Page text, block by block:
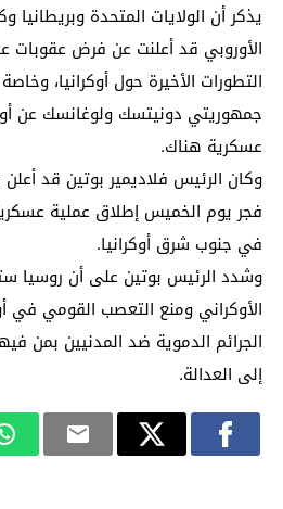
يذكر أن الولايات المتحدة وبريطانيا
الأوروبي قد أعلنت عن فرض عقوبات
التطورات الأخيرة حول أوكرانيا،
جمهوريتي دونيتسك ولوغانسك عن
عسكرية هناك.
وكان الرئيس فلاديمير بوتين قد
فجر يوم الخميس إطلاق عملية
في جنوب شرق أوكرانيا.
وشدد الرئيس بوتين على أن روسيا
الأوكراني ومنع التعصب القومي في
الجرائم الدموية ضد المدنيين بمن
إلى العدالة.